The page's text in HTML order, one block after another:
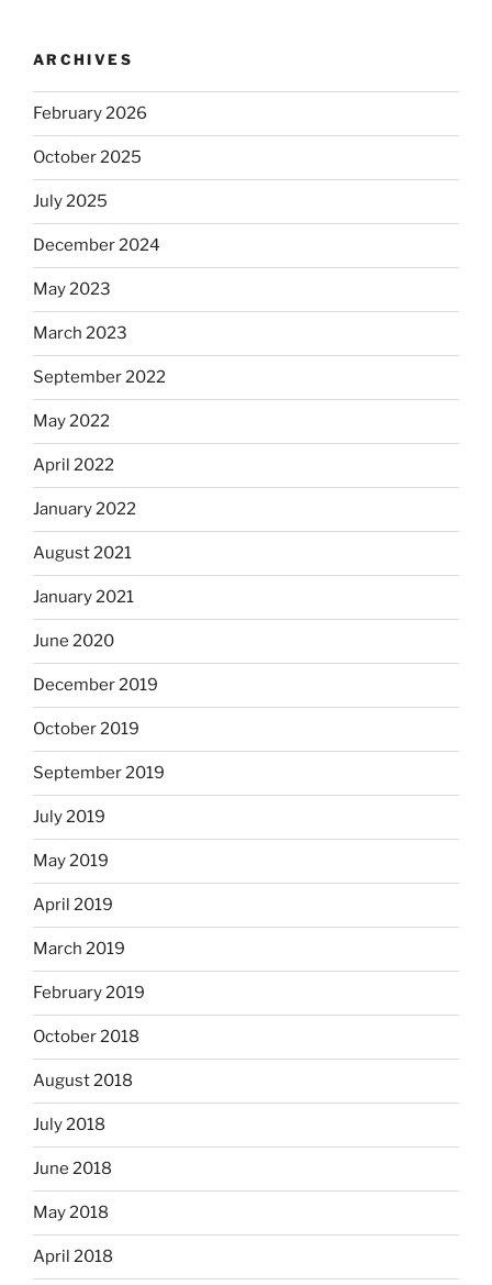
ARCHIVES
February 2026
October 2025
July 2025
December 2024
May 2023
March 2023
September 2022
May 2022
April 2022
January 2022
August 2021
January 2021
June 2020
December 2019
October 2019
September 2019
July 2019
May 2019
April 2019
March 2019
February 2019
October 2018
August 2018
July 2018
June 2018
May 2018
April 2018